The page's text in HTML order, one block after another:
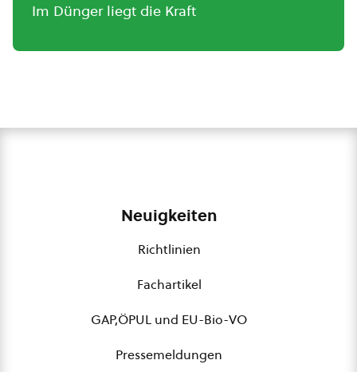
Im Dünger liegt die Kraft
Neuigkeiten
Richtlinien
Fachartikel
GAP,ÖPUL und EU-Bio-VO
Pressemeldungen